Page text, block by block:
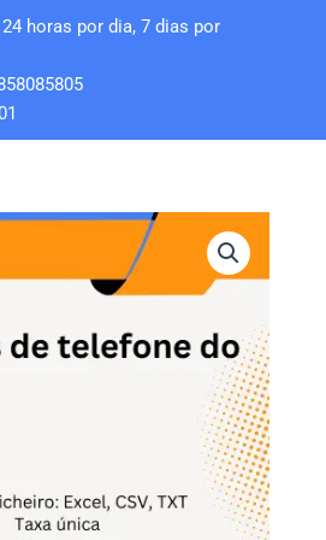
horas por dia, 7 dias por